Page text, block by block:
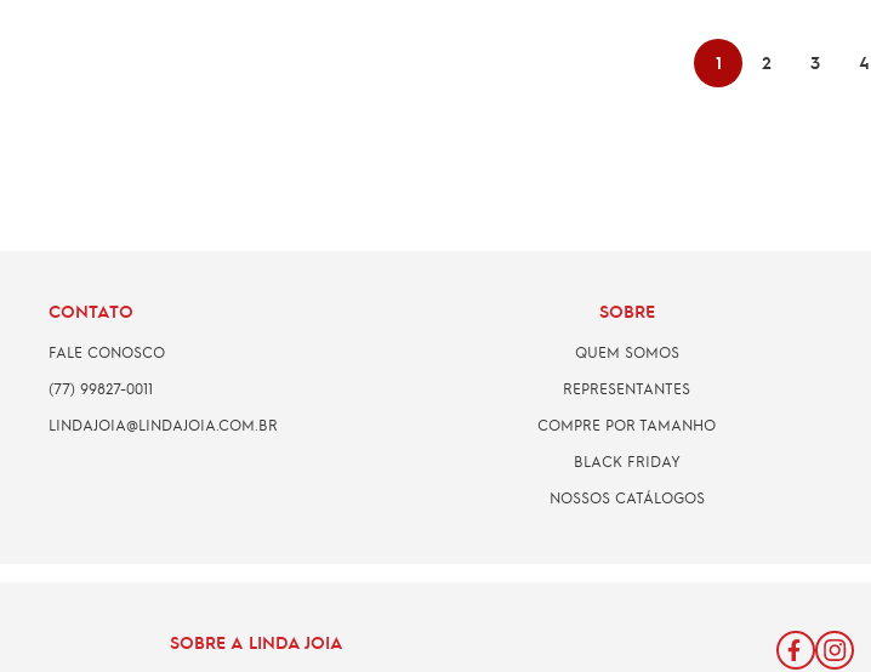
1 2 3 4
CONTATO
FALE CONOSCO
(77) 99827-0011
LINDAJOIA@LINDAJOIA.COM.BR
SOBRE
QUEM SOMOS
REPRESENTANTES
COMPRE POR TAMANHO
BLACK FRIDAY
NOSSOS CATÁLOGOS
SOBRE A LINDA JOIA